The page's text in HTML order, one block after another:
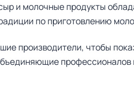
и молочные продукты
по приготовлению
производители, чтобы